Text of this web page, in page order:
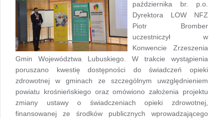
października br. p.o.
Dyrektora LOW NFZ
Piotr Bromber
uczestniczył w
Konwencie Zrzeszenia
Gmin Województwa Lubuskiego. W trakcie wystąpienia
poruszano kwestię dostępności do świadczeń opieki
zdrowotnej w gminach ze szczególnym uwzględnieniem
powiatu krośnieńskiego oraz omówiono założenia projektu
zmiany ustawy o świadczeniach opieki zdrowotnej,
finansowanej ze środków publicznych wprowadzającego